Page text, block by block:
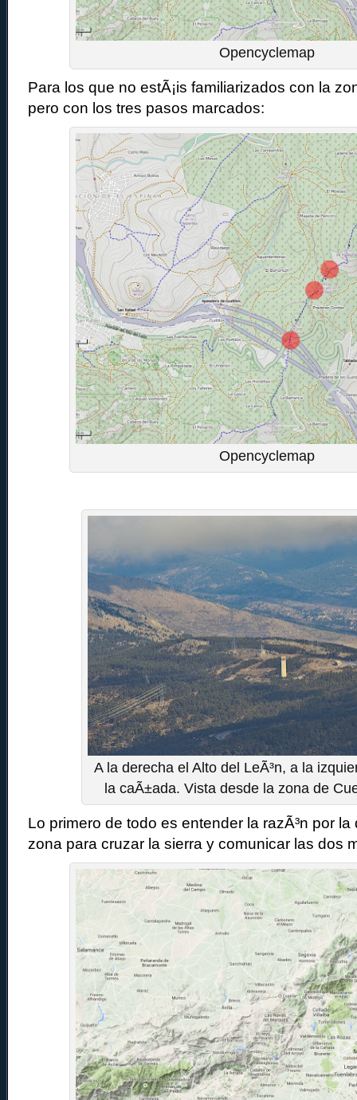
Opencyclemap
Para los que no estÃ¡is familiarizados con la
pero con los tres pasos marcados:
Opencyclemap
A la derecha el Alto del LeÃ³n, a la
la caÃ±ada. Vista desde la zona de
Lo primero de todo es entender la razÃ³n por
zona para cruzar la sierra y comunicar las dos